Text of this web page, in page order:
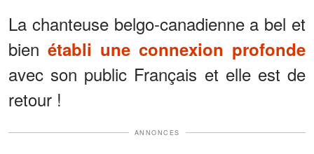
La chanteuse belgo-canadienne a bel et
bien établi une connexion profonde
avec son public Français et elle est de
retour !
ANNONCES